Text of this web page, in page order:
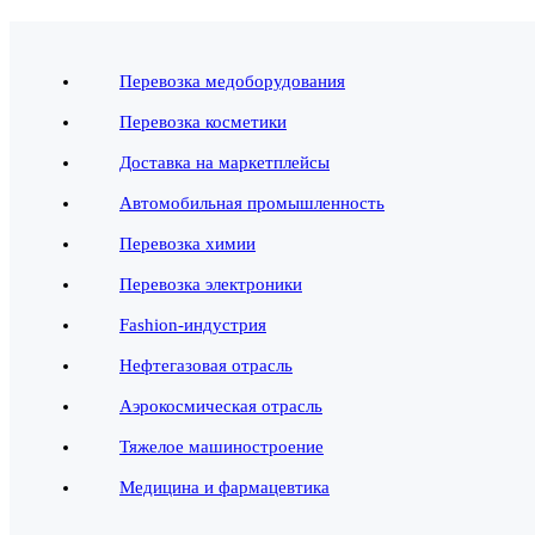
Перевозка медоборудования
Перевозка косметики
Доставка на маркетплейсы
Автомобильная промышленность
Перевозка химии
Перевозка электроники
Fashion-индустрия
Нефтегазовая отрасль
Аэрокосмическая отрасль
Тяжелое машиностроение
Медицина и фармацевтика